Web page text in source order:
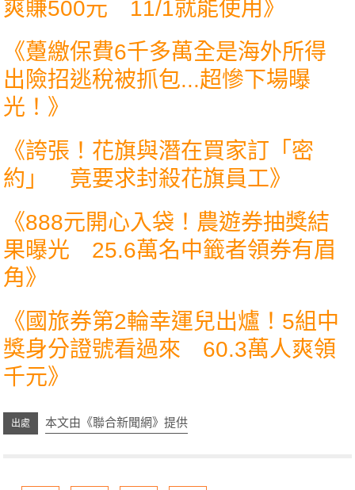
爽賺500元 11/1就能使用 》
《躉繳保費6千多萬全是海外所得
出險招逃稅被抓包...超慘下場曝
光！ 》
《誇張！花旗與潛在買家訂「密
約」 竟要求封殺花旗員工》
《888元開心入袋！農遊券抽獎結
果曝光 25.6萬名中籤者領券有眉
角》
《 國旅券第2輪幸運兒出爐！5組中
獎身分證號看過來 60.3萬人爽領
千元》
本文由《聯合新聞網》提供